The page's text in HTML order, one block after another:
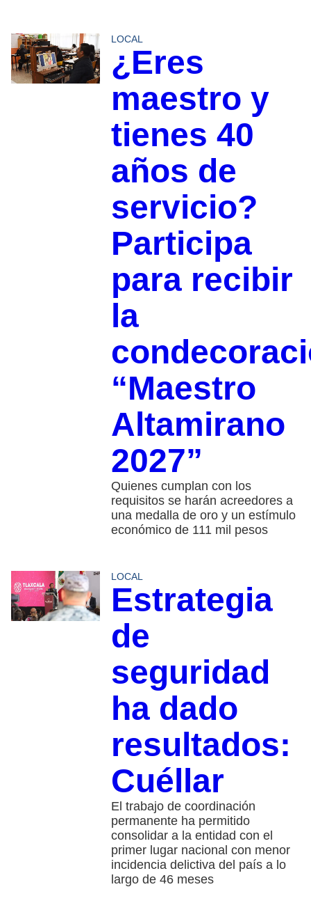
LOCAL
¿Eres
maestro y
tienes 40
años de
servicio?
Participa
para recibir
la
“Maestro
Altamirano
2027”
Quienes cumplan con los
requisitos se harán acreedores a
una medalla de oro y un estímulo
económico de 111 mil pesos
LOCAL
Estrategia
de
seguridad
ha dado
resultados:
Cuéllar
El trabajo de coordinación
permanente ha permitido
consolidar a la entidad con el
primer lugar nacional con menor
incidencia delictiva del país a lo
largo de 46 meses